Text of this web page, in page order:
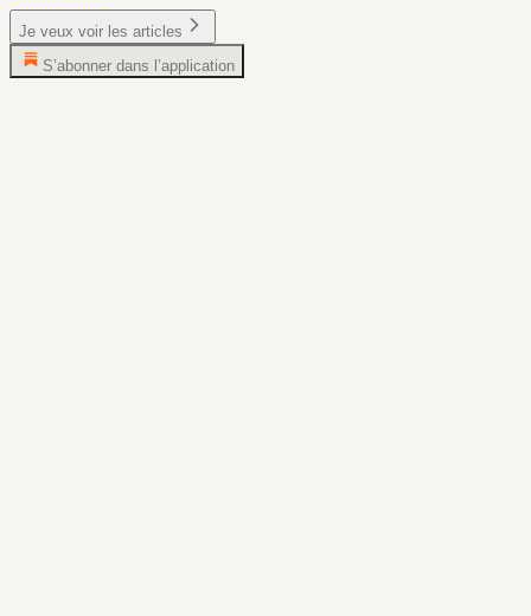
Je veux voir les articles
S’abonner dans l’application